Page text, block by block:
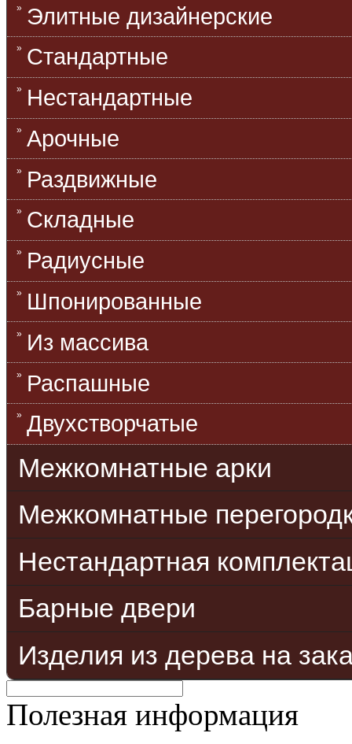
Элитные дизайнерские
Стандартные
Нестандартные
Арочные
Раздвижные
Складные
Радиусные
Шпонированные
Из массива
Распашные
Двухстворчатые
Межкомнатные арки
Межкомнатные
Нестандартная
Барные двери
Изделия из дерева на
Полезная информация